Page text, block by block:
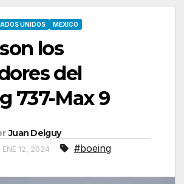
UNIDOS MEXICO
los
del
737-Max 9
Juan Delguy
ENE 12, 2024 #boeing